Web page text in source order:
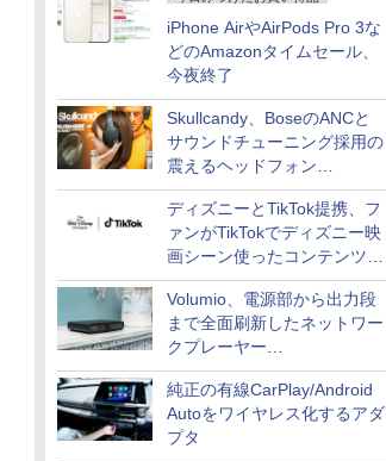
iPhone AirやAirPods Pro 3な
どのAmazonタイムセール、
今夜終了
Skullcandy、BoseのANCと
サウンドチューニング採用の
震えるヘッドフォン
「Crusher 1080 ANC」
ディズニーとTikTok提携、フ
ァンがTikTokでディズニー映
画シーン使ったコンテンツ制
作、Disney+にも配信
Volumio、電源部から出力段
まで全面刷新したネットワー
クプレーヤー
「Primo（2026）」
純正の有線CarPlay/Android
Autoをワイヤレス化するアダ
プタ